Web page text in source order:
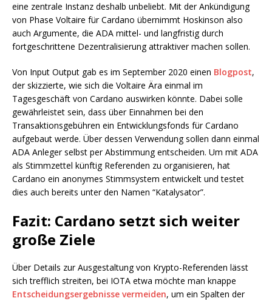
eine zentrale Instanz deshalb unbeliebt. Mit der Ankündigung
von Phase Voltaire für Cardano übernimmt Hoskinson also
auch Argumente, die ADA mittel- und langfristig durch
fortgeschrittene Dezentralisierung attraktiver machen sollen.
Von Input Output gab es im September 2020 einen Blogpost,
der skizzierte, wie sich die Voltaire Ära einmal im
Tagesgeschäft von Cardano auswirken könnte. Dabei solle
gewährleistet sein, dass über Einnahmen bei den
Transaktionsgebühren ein Entwicklungsfonds für Cardano
aufgebaut werde. Über dessen Verwendung sollen dann einmal
ADA Anleger selbst per Abstimmung entscheiden. Um mit ADA
als Stimmzettel künftig Referenden zu organisieren, hat
Cardano ein anonymes Stimmsystem entwickelt und testet
dies auch bereits unter den Namen “Katalysator”.
Fazit: Cardano setzt sich weiter
große Ziele
Über Details zur Ausgestaltung von Krypto-Referenden lässt
sich trefflich streiten, bei IOTA etwa möchte man knappe
Entscheidungsergebnisse vermeiden, um ein Spalten der